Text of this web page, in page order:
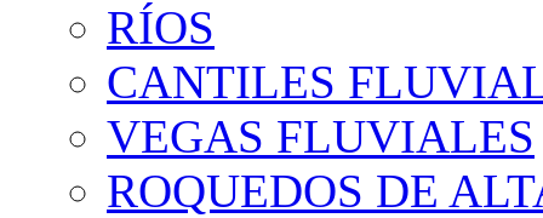
RÍOS
CANTILES
VEGAS FLUVIALES
ROQUEDOS DE